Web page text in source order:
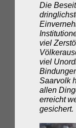
Die
viel
viel
Saarvolk
allen
erreicht
gesichert.